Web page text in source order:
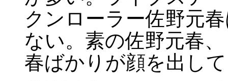
クンローラー佐野元
ない。素の佐野元春
春ばかりが顔を出し